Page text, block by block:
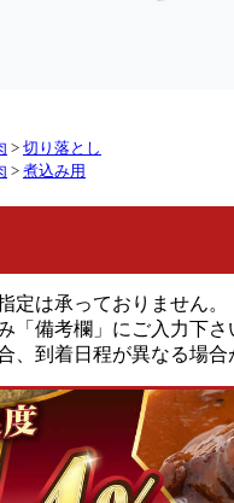
> 切り落とし
> 煮込み用
定は承っておりません。
「備考欄」にご入力下さ
、到着日程が異なる場合